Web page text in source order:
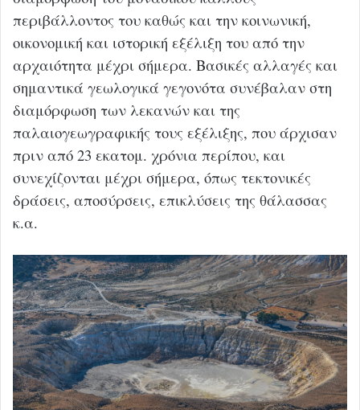
περιβάλλοντος του καθώς και την κοινωνική,
οικονομική και ιστορική εξέλιξη του από την
αρχαιότητα μέχρι σήμερα. Βασικές αλλαγές και
σημαντικά γεωλογικά γεγονότα συνέβαλαν στη
διαμόρφωση των λεκανών και της
παλαιογεωγραφικής τους εξέλιξης, που άρχισαν
πριν από 23 εκατομ. χρόνια περίπου, και
συνεχίζονται μέχρι σήμερα, όπως τεκτονικές
δράσεις, αποσύρσεις, επικλύσεις της θάλασσας
κ.α.